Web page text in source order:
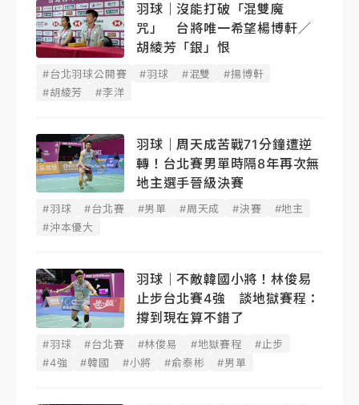
羽球｜沒能打破「混雙魔
咒」 台將唯一希望楊博軒／
胡綾芳「銀」恨
#台北羽球公開賽 #羽球 #混雙
#揚博軒
#胡綾芳
#李洋
羽球｜周天成苦戰71分鐘遭逆
轉！台北賽男單時隔8年再次無
地主選手晉級決賽
#羽球 #台北賽 #男單 #周天成 #決賽
#地主
#沖本優大
羽球｜不敵韓國小將！林俊易
止步台北賽4強 談地獄賽程：
撐到現在算不錯了
#羽球 #台北賽 #林俊易 #地獄賽程
#止步
#4強
#韓國 #小將 #俞泰彬 #男單